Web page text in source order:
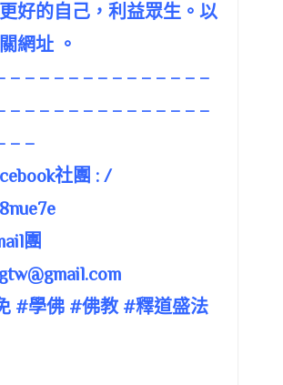
好的自己，利益眾生。以
網址 。
– – – – – – – – – – – – – –
– – – – – – – – – – – – – –
– –
社團 : /
團
#學佛 #佛教 #釋道盛法